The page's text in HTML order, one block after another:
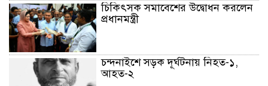
চিকিৎসক সমাবেশের উদ্বোধন করলেন
প্রধানমন্ত্রী
চন্দনাইশে সড়ক দূর্ঘটনায় নিহত-১,
আহত-২